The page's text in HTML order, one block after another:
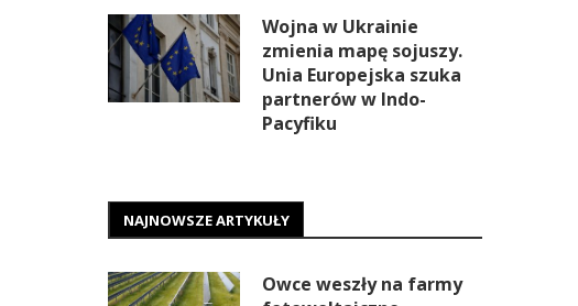
Wojna w Ukrainie
zmienia mapę sojuszy.
Unia Europejska szuka
partnerów w Indo-
Pacyfiku
NAJNOWSZE ARTYKUŁY
Owce weszły na farmy